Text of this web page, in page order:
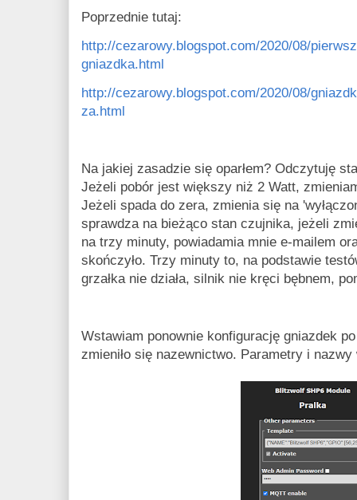
Poprzednie tutaj:
http://cezarowy.blogspot.com/2020/08/
gniazdka.html
http://cezarowy.blogspot.com/2020/08/
za.html
Na jakiej zasadzie się oparłem? Odczytuję
Jeżeli pobór jest większy niż 2 Watt,
Jeżeli spada do zera, zmienia się na
sprawdza na bieżąco stan czujnika, jeżeli
na trzy minuty, powiadamia mnie e-mailem
skończyło. Trzy minuty to, na podstawie
grzałka nie działa, silnik nie kręci bębnem,
Wstawiam ponownie konfigurację gniazdek
zmieniło się nazewnictwo. Parametry i